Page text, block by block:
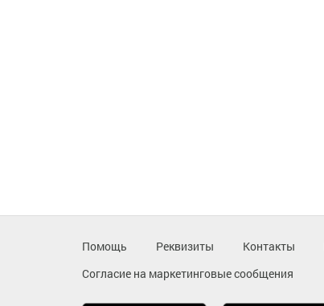
Помощь Реквизиты Контакты
Согласие на маркетинговые сообщения